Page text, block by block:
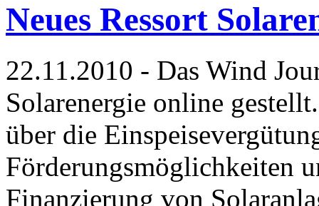
Neues Ressort
22.11.2010 - Das Wind
Solarenergie online
über die
Förderungsmöglichkeiten
Finanzierung von